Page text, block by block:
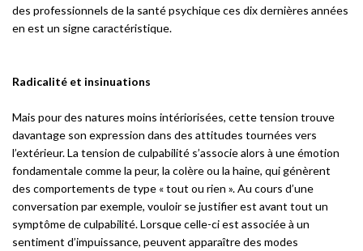
des professionnels de la santé psychique ces dix dernières années
en est un signe caractéristique.
Radicalité et insinuations
Mais pour des natures moins intériorisées, cette tension trouve
davantage son expression dans des attitudes tournées vers
l’extérieur. La tension de culpabilité s’associe alors à une émotion
fondamentale comme la peur, la colère ou la haine, qui génèrent
des comportements de type « tout ou rien ». Au cours d’une
conversation par exemple, vouloir se justifier est avant tout un
symptôme de culpabilité. Lorsque celle-ci est associée à un
sentiment d’impuissance, peuvent apparaître des modes